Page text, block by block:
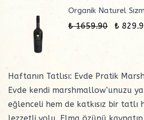
Organik Naturel
₺ 1659.90 ₺
Haftanın Tatlısı: Evde Pratik
Evde kendi marshmallow’unuzu
eğlenceli hem de katkısız bir tatlı